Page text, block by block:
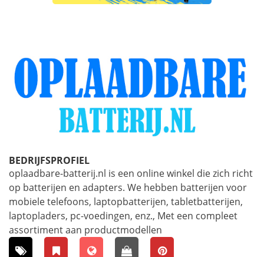
BEDRIJFSPROFIEL
oplaadbare-batterij.nl is een online winkel die zich richt
op batterijen en adapters. We hebben batterijen voor
mobiele telefoons, laptopbatterijen, tabletbatterijen,
laptopladers, pc-voedingen, enz., Met een compleet
assortiment aan productmodellen